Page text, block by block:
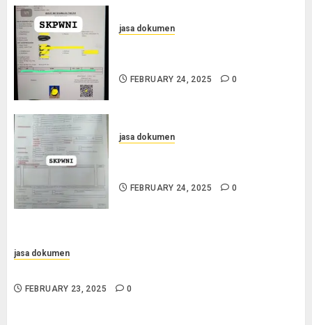
jasa dokumen
FEBRUARY 24, 2025 0
jasa dokumen
FEBRUARY 24, 2025 0
jasa dokumen
FEBRUARY 23, 2025 0